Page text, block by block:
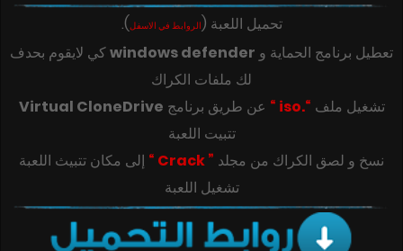
تحميل اللعبة (الروابط في الاسفل)
.
تعطيل برنامج الحماية و windows defenderكي لايقوم بحدف
لك ملفات الكراك
تشغيل ملف “.iso “ عن طريق برنامج Virtual CloneDrive
تتبيت اللعبة
‎‫نسخ و لصق الكراك من مجلد ” Crack “
تشغيل اللعبة